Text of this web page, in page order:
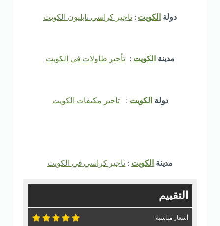
دولة الكويت : تاجير كراسي نابليون الكويت
مدينة الكويت :تأجير طاولات في الكويت
دولة الكويت :تاجير مكيفات الكويت
مدينة الكويت : تاجير كراسي في الكويت
التقييم
أسعار مناسبة